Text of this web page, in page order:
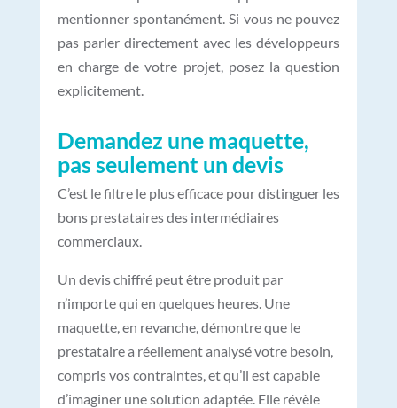
mentionner spontanément. Si vous ne pouvez
pas parler directement avec les développeurs
en charge de votre projet, posez la question
explicitement.
Demandez une maquette,
pas seulement un devis
C’est le filtre le plus efficace pour distinguer les
bons prestataires des intermédiaires
commerciaux.
Un devis chiffré peut être produit par
n’importe qui en quelques heures. Une
maquette, en revanche, démontre que le
prestataire a réellement analysé votre besoin,
compris vos contraintes, et qu’il est capable
d’imaginer une solution adaptée. Elle révèle